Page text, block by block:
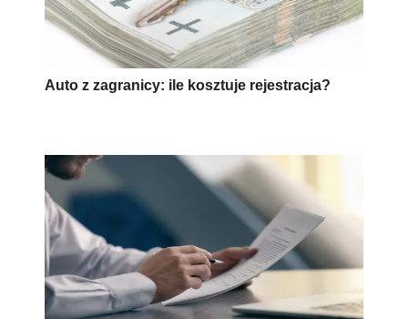
Auto z zagranicy: ile kosztuje rejestracja?